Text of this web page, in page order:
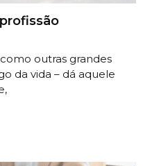
outras grandes
da vida – dá aquele